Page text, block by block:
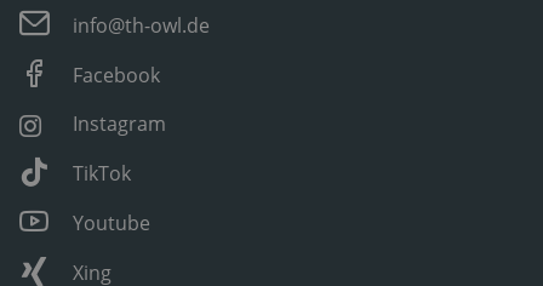
info@th-owl.de
Facebook
Instagram
TikTok
Youtube
Xing